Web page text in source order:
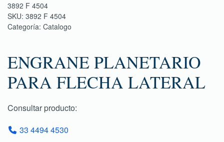
3892 F 4504
SKU: 3892 F 4504
Categoría: Catalogo
ENGRANE PLANETARIO
PARA FLECHA LATERAL
Consultar producto:
33 4494 4530